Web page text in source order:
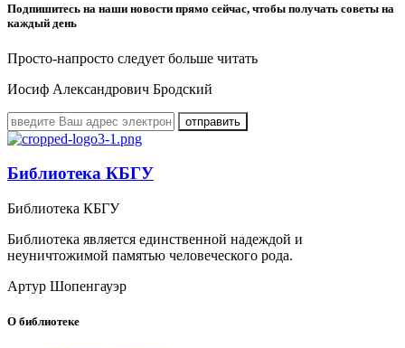
Подпишитесь на наши новости прямо сейчас, чтобы получать советы на
каждый день
Просто-напросто следует больше читать
Иосиф Александрович Бродский
Библиотека КБГУ
Библиотека КБГУ
Библиотека является единственной надеждой и
неуничтожимой памятью человеческого рода.
Артур Шопенгауэр
О библиотеке